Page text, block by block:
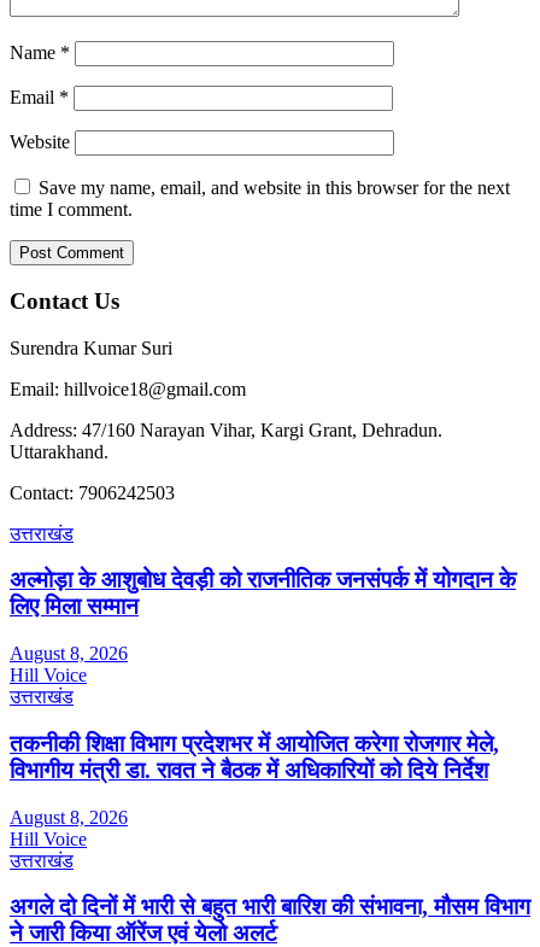
Name *
Email *
Website
Save my name, email, and website in this browser for the next
time I comment.
Contact Us
Surendra Kumar Suri
Email: hillvoice18@gmail.com
Address: 47/160 Narayan Vihar, Kargi Grant, Dehradun.
Uttarakhand.
Contact: 7906242503
उत्तराखंड
अल्मोड़ा के आशुबोध देवड़ी को राजनीतिक जनसंपर्क में योगदान के
लिए मिला सम्मान
August 8, 2026
Hill Voice
उत्तराखंड
तकनीकी शिक्षा विभाग प्रदेशभर में आयोजित करेगा रोजगार मेले,
विभागीय मंत्री डा. रावत ने बैठक में अधिकारियों को दिये निर्देश
August 8, 2026
Hill Voice
उत्तराखंड
अगले दो दिनों में भारी से बहुत भारी बारिश की संभावना, मौसम विभाग
ने जारी किया ऑरेंज एवं येलो अलर्ट